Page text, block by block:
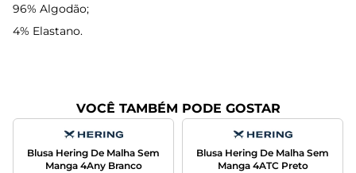
96% Algodão;
4% Elastano.
VOCÊ TAMBÉM PODE GOSTAR
Blusa Hering De Malha Sem
Manga 4Any Branco
Blusa Hering De Malha Sem
Manga 4ATC Preto